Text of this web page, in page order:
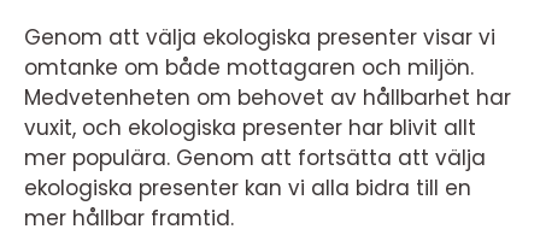
Genom att välja ekologiska presenter visar vi
omtanke om både mottagaren och miljön.
Medvetenheten om behovet av hållbarhet har
vuxit, och ekologiska presenter har blivit allt
mer populära. Genom att fortsätta att välja
ekologiska presenter kan vi alla bidra till en
mer hållbar framtid.